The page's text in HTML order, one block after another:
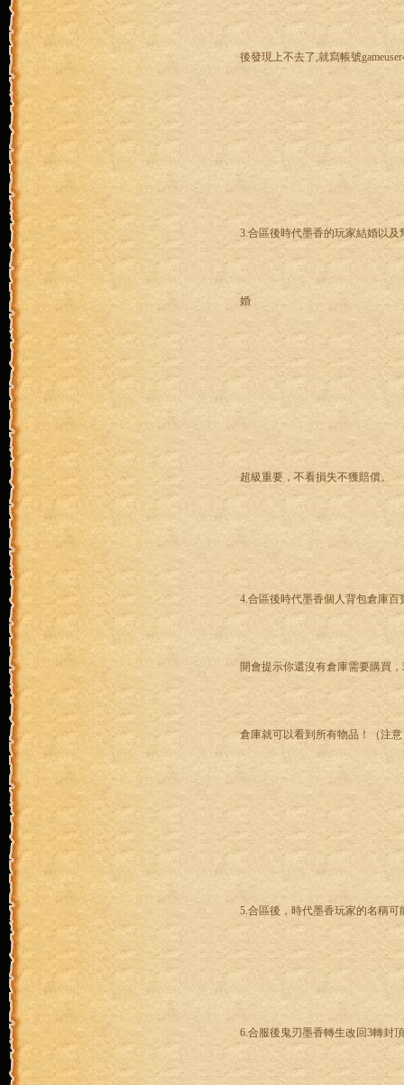
後發現上不去了,就寫帳號
3.合區後時代墨香的玩家結婚以
婚
超級重要，不看損失不獲賠償。
4.合區後時代墨香個人背包倉庫
開會提示你還沒有倉庫需要購買
倉庫就可以看到所有物品！（注
5.合區後，時代墨香玩家的名稱
6.合服後鬼刃墨香轉生改回3轉封